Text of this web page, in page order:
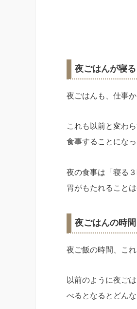
夜ごはんが寝
夜ごはんも、仕事
これも以前と変わ
食事することになっ
夜の食事は「寝る
胃がもたれること
夜ごはんの時
夜ご飯の時間、こ
以前のように夜ご
べるとなるとどん